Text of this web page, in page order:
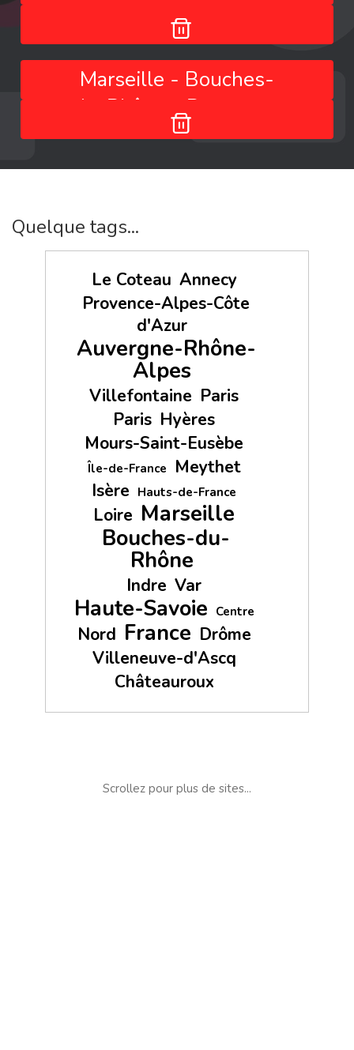
Marseille - Bouches-
du-Rhône - Provence-
Alpes-Côte d'Azur -
France
Quelque tags...
Le Coteau Annecy
Provence-Alpes-Côte
d'Azur
Auvergne-Rhône-
Alpes
Villefontaine Paris
Paris Hyères
Mours-Saint-Eusèbe
Île-de-France
Meythet
Isère Hauts-de-France
Loire Marseille
Bouches-du-
Rhône
Indre Var
Haute-Savoie Centre
Nord France Drôme
Villeneuve-d'Ascq
Châteauroux
Scrollez pour plus de sites...